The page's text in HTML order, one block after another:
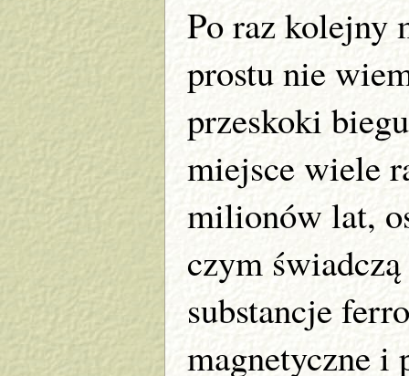
Po raz kolejny
prostu nie
przeskoki
miejsce wiele
milionów lat,
czym
substancje
magnetyczne i